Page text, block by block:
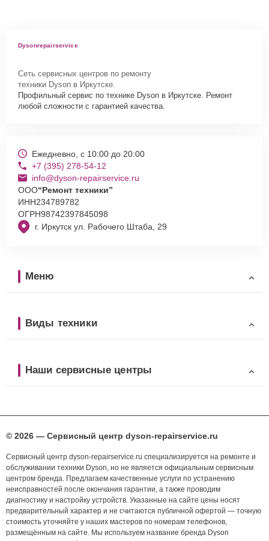
Dysonrepairservice
Сеть сервисных центров по ремонту
техники Dyson в Иркутске.
Профильный сервис по технике Dyson в Иркутске. Ремонт
любой сложности с гарантией качества.
г. Иркутск ул. Рабочего Штаба, 29
Ежедневно, с 10:00 до 20:00
+7 (395) 278-54-12
info@dyson-repairservice.ru
ООО“Ремонт техники”
ИНН234789782
ОГРН98742397845098
Меню
Виды техники
Наши сервисные центры
© 2026 — Сервисный центр dyson-repairservice.ru
Сервисный центр dyson-repairservice.ru специализируется на ремонте и
обслуживании техники Dyson, но не является официальным сервисным
центром бренда. Предлагаем качественные услуги по устранению
неисправностей после окончания гарантии, а также проводим
диагностику и настройку устройств. Указанные на сайте цены носят
предварительный характер и не считаются публичной офертой — точную
стоимость уточняйте у наших мастеров по номерам телефонов,
размещённым на сайте. Мы используем название бренда Dyson